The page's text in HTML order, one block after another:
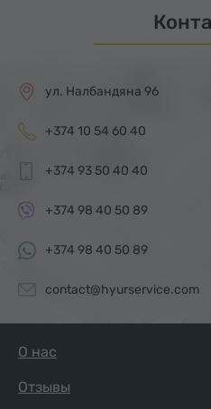
ул. Налбандяна 96
+374 10 54 60 40
+374 93 50 40 40
+374 98 40 50 89
+374 98 40 50 89
contact@hyurservice.com
О нас
Отзывы